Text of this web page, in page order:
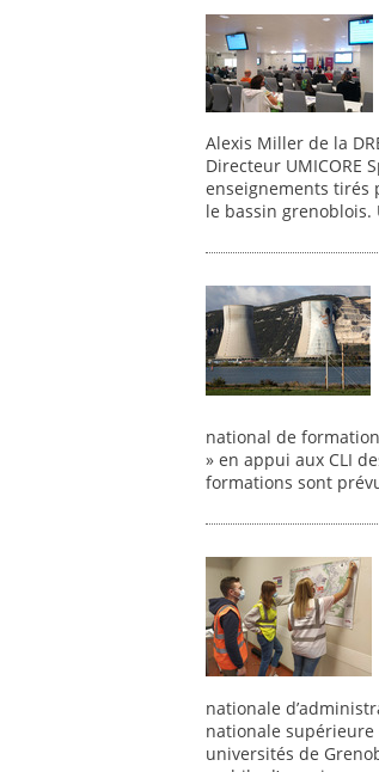
Alexis Miller de la
Directeur UMICORE
enseignements tirés
le bassin grenoblois.
national de
» en appui aux CLI
formations sont
nationale
nationale supérieure
universités de